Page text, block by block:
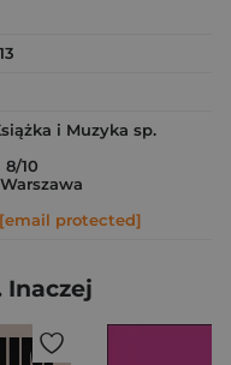
i Muzyka sp.
8/10
[email protected]
Inaczej